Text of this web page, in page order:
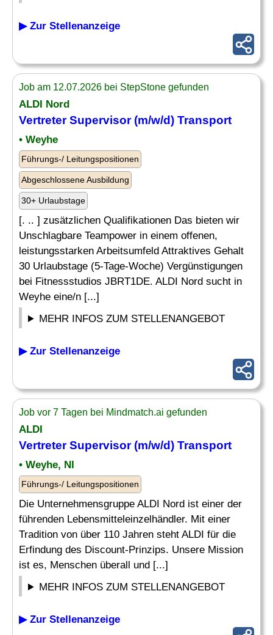
▶ Zur Stellenanzeige
Job am 12.07.2026 bei StepStone gefunden
ALDI Nord
VertreterSupervisor (m/w/d) Transport
• Weyhe
Führungs-/ Leitungspositionen
Abgeschlossene Ausbildung
30+ Urlaubstage
[. .. ] zusätzlichen Qualifikationen Das bieten wir
Unschlagbare Teampower in einem offenen,
leistungsstarken Arbeitsumfeld Attraktives Gehalt
30 Urlaubstage (5-Tage-Woche) Vergünstigungen
bei Fitnessstudios JBRT1DE. ALDI Nord sucht in
Weyhe eine/n [...]
MEHR INFOS ZUM STELLENANGEBOT
▶ Zur Stellenanzeige
Job vor 7 Tagen bei Mindmatch.ai gefunden
ALDI
VertreterSupervisor (m/w/d) Transport
• Weyhe, NI
Führungs-/ Leitungspositionen
Die Unternehmensgruppe ALDI Nord ist einer der
führenden Lebensmitteleinzelhändler. Mit einer
Tradition von über 110 Jahren steht ALDI für die
Erfindung des Discount-Prinzips. Unsere Mission
ist es, Menschen überall und [...]
MEHR INFOS ZUM STELLENANGEBOT
▶ Zur Stellenanzeige